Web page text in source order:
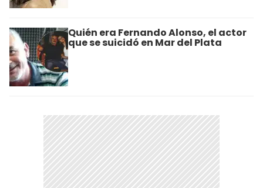
Quién era Fernando Alonso, el actor
que se suicidó en Mar del Plata